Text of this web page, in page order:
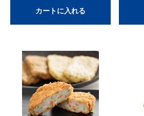
カートに入れる